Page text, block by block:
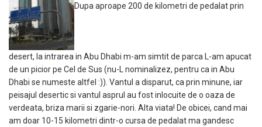
Dupa aproape 200 de kilometri de pedalat prin
desert, la intrarea in Abu Dhabi m-am simtit de parca L-am apucat
de un picior pe Cel de Sus (nu-L nominalizez, pentru ca in Abu
Dhabi se numeste altfel :)). Vantul a disparut, ca prin minune, iar
peisajul desertic si vantul asprul au fost inlocuite de o oaza de
verdeata, briza marii si zgarie-nori. Alta viata! De obicei, cand mai
am doar 10-15 kilometri dintr-o cursa de pedalat ma gandesc